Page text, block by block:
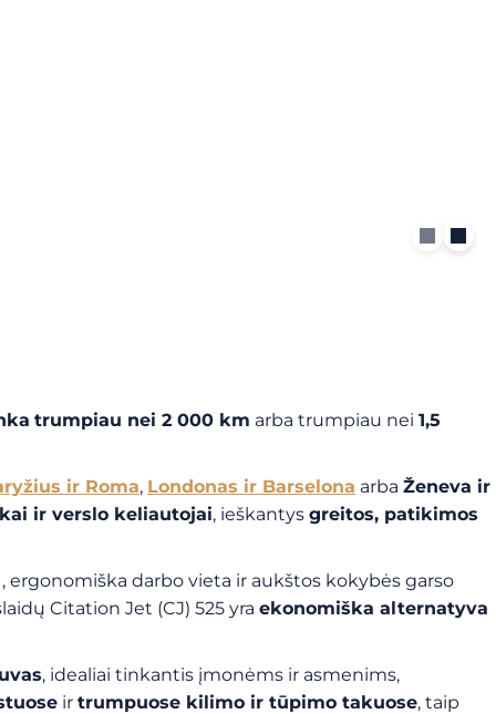
trumpiau nei 2 000 km arba trumpiau nei 1,5
ir Roma, Londonas ir Barselona arba Ženeva ir
ir verslo keliautojai, ieškantys greitos, patikimos
, ergonomiška darbo vieta ir aukštos kokybės garso
Citation Jet (CJ) 525 yra ekonomiška alternatyva
, idealiai tinkantis įmonėms ir asmenims,
ir trumpuose kilimo ir tūpimo takuose, taip